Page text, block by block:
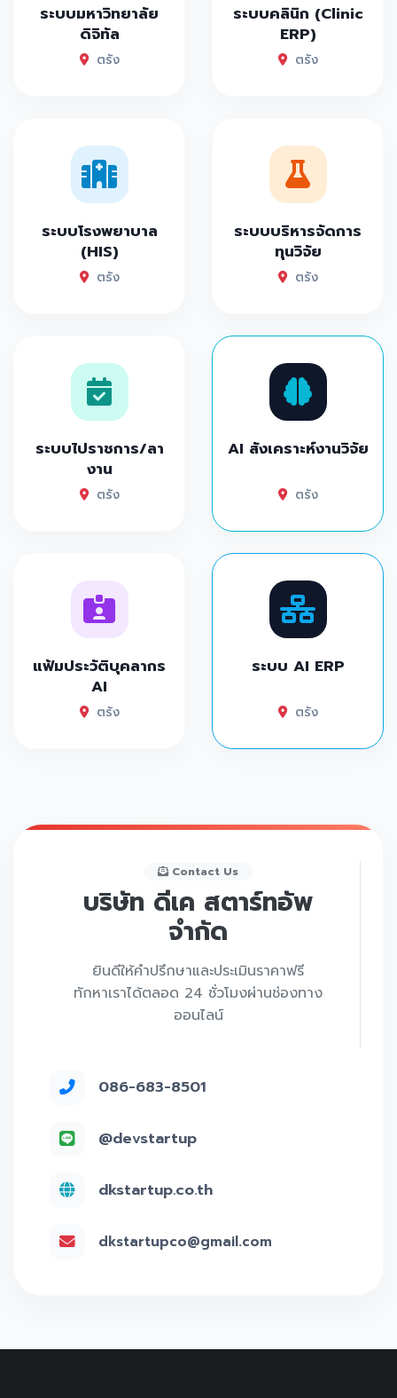
ระบบมหาวิทยาลัย
ดิจิทัล
ตรัง
ระบบคลินิก (Clinic
ERP)
ตรัง
ระบบโรงพยาบาล
(HIS)
ตรัง
ระบบบริหารจัดการ
ทุนวิจัย
ตรัง
ระบบไปราชการ/ลา
งาน
ตรัง
AI สังเคราะห์งานวิจัย
ตรัง
แฟ้มประวัติบุคลากร
AI
ตรัง
ระบบ AI ERP
ตรัง
Contact Us
บริษัท ดีเค สตาร์ทอัพ
จำกัด
ยินดีให้คำปรึกษาและประเมินราคาฟรี
ทักหาเราได้ตลอด 24 ชั่วโมงผ่านช่องทาง
ออนไลน์
086-683-8501
@devstartup
dkstartup.co.th
dkstartupco@gmail.com